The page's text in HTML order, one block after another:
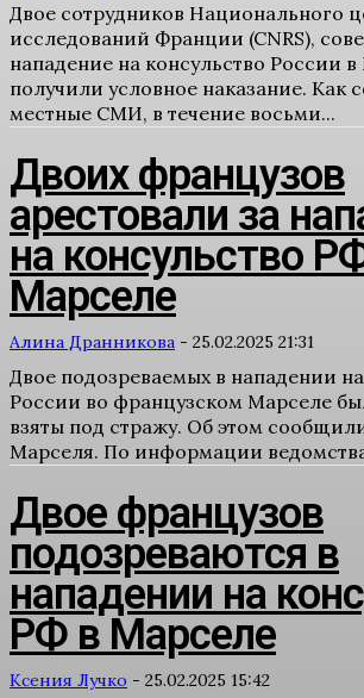
Двое сотрудников Национального
исследований Франции (CNRS),
нападение на консульство России
получили условное наказание. Как
местные СМИ, в течение восьми...
Двоих французов
арестовали за
на консульство
Марселе
Алина Дранникова - 25.02.2025 21:31
Двое подозреваемых в нападении
России во французском Марселе
взяты под стражу. Об этом
Марселя. По информации
Двое французов
подозреваются в
нападении на
РФ в Марселе
Ксения Лучко - 25.02.2025 15:42